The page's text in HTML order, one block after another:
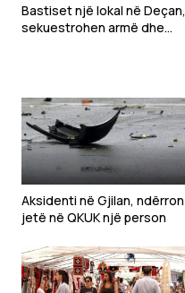
Bastiset një lokal në Deçan,
sekuestrohen armë dhe
Aksidenti në Gjilan, ndërron
jetë në QKUK një person